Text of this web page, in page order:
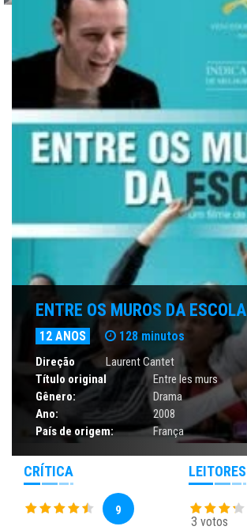
ENTRE OS MUROS DA ESCOLA
12 ANOS 128 minutos
Direção
Laurent Cantet
Título original
Entre les murs
Gênero:
Drama
Ano:
2008
País de origem:
França
CRÍTICA
9
LEITORES
3 votos